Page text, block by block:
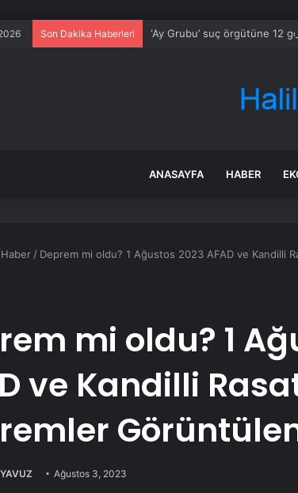
Son Dakika Haberleri ‘Ay Grubu’ suç örgütüne 12
ANASAYFA HABER
Haber / Deprem mi oldu? 1 Ağustos 2023 AFAD ve Kandilli
mi oldu? 1
ve Kandilli
Ağustos 3, 2023